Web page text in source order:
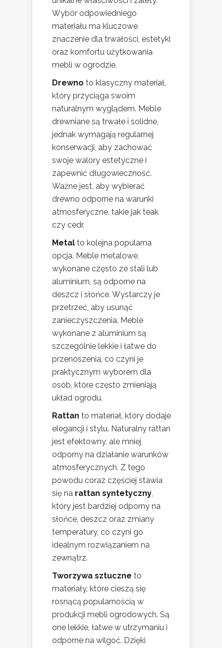
Wybór odpowiedniego
materiału ma kluczowe
znaczenie dla trwałości, estetyki
oraz komfortu użytkowania
mebli w ogrodzie.
Drewno to klasyczny materiał,
który przyciąga swoim
naturalnym wyglądem. Meble
drewniane są trwałe i solidne,
jednak wymagają regularnej
konserwacji, aby zachować
swoje walory estetyczne i
zapewnić długowieczność.
Ważne jest, aby wybierać
drewno odporne na warunki
atmosferyczne, takie jak teak
czy cedr.
Metal to kolejna popularna
opcja. Meble metalowe,
wykonane często ze stali lub
aluminium, są odporne na
deszcz i słońce. Wystarczy je
przetrzeć, aby usunąć
zanieczyszczenia. Meble
wykonane z aluminium są
szczególnie lekkie i łatwe do
przenoszenia, co czyni je
praktycznym wyborem dla
osób, które często zmieniają
układ ogrodu.
Rattan to materiał, który dodaje
elegancji i stylu. Naturalny rattan
jest efektowny, ale mniej
odporny na działanie warunków
atmosferycznych. Z tego
powodu coraz częściej stawia
się na rattan syntetyczny,
który jest bardziej odporny na
słońce, deszcz oraz zmiany
temperatury, co czyni go
idealnym rozwiązaniem na
zewnątrz.
Tworzywa sztuczne to
materiały, które cieszą się
rosnącą popularnością w
produkcji mebli ogrodowych. Są
one lekkie, łatwe w utrzymaniu i
odporne na wilgoć. Dzięki